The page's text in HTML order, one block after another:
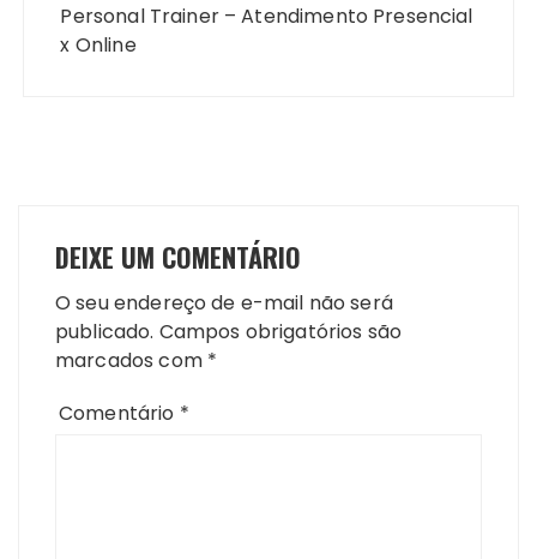
Post
Personal Trainer – Atendimento Presencial
x Online
DEIXE UM COMENTÁRIO
O seu endereço de e-mail não será
publicado. Campos obrigatórios são
marcados com *
Comentário *